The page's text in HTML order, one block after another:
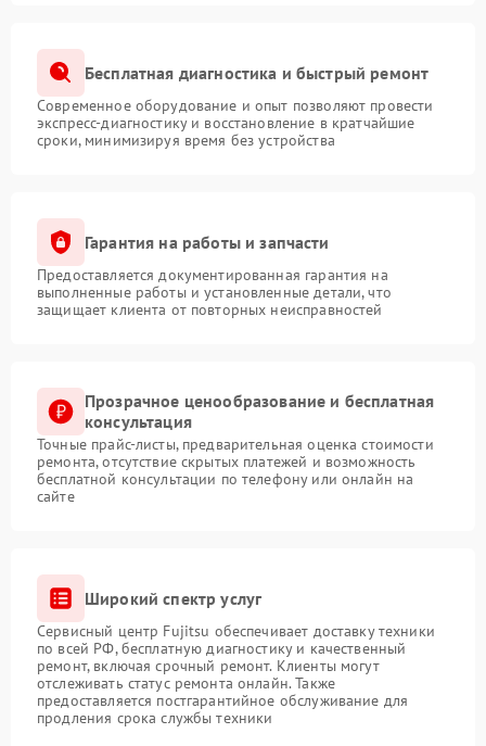
Бесплатная диагностика и быстрый ремонт
Современное оборудование и опыт позволяют провести
экспресс-диагностику и восстановление в кратчайшие
сроки, минимизируя время без устройства
Гарантия на работы и запчасти
Предоставляется документированная гарантия на
выполненные работы и установленные детали, что
защищает клиента от повторных неисправностей
Прозрачное ценообразование и бесплатная
консультация
Точные прайс-листы, предварительная оценка стоимости
ремонта, отсутствие скрытых платежей и возможность
бесплатной консультации по телефону или онлайн на
сайте
Широкий спектр услуг
Сервисный центр Fujitsu обеспечивает доставку техники
по всей РФ, бесплатную диагностику и качественный
ремонт, включая срочный ремонт. Клиенты могут
отслеживать статус ремонта онлайн. Также
предоставляется постгарантийное обслуживание для
продления срока службы техники